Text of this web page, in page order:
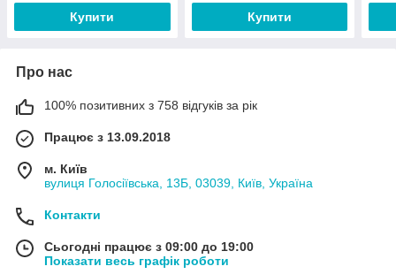
Купити Купити
Про нас
100% позитивних з 758 відгуків за рік
Працює з 13.09.2018
м. Київ
вулиця Голосіївська, 13Б, 03039, Київ, Україна
Контакти
Сьогодні працює з 09:00 до 19:00
Показати весь графік роботи